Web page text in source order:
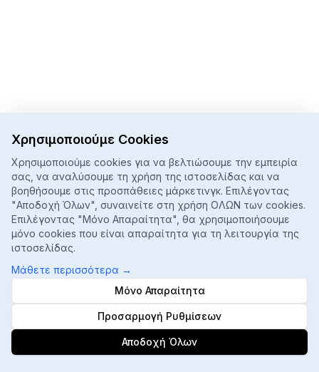
Χρησιμοποιούμε Cookies
Χρησιμοποιούμε cookies για να βελτιώσουμε την εμπειρία
σας, να αναλύσουμε τη χρήση της ιστοσελίδας και να
βοηθήσουμε στις προσπάθειες μάρκετινγκ. Επιλέγοντας
"Αποδοχή Όλων", συναινείτε στη χρήση ΟΛΩΝ των cookies.
Επιλέγοντας "Μόνο Απαραίτητα", θα χρησιμοποιήσουμε
μόνο cookies που είναι απαραίτητα για τη λειτουργία της
ιστοσελίδας.
Μάθετε περισσότερα →
Μόνο Απαραίτητα
Προσαρμογή Ρυθμίσεων
Αποδοχή Όλων